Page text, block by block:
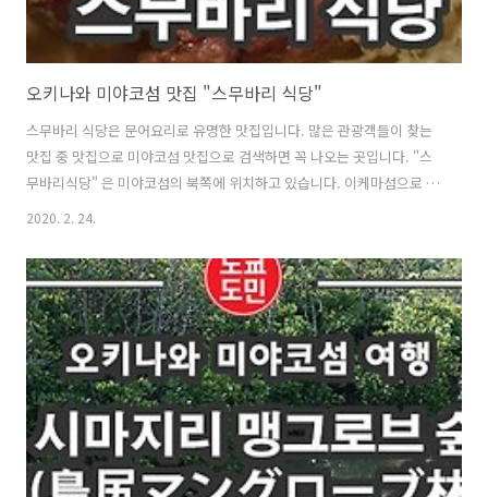
오키나와 미야코섬 맛집 "스무바리 식당"
스무바리 식당은 문어요리로 유명한 맛집입니다. 많은 관광객들이 찾는
맛집 중 맛집으로 미야코섬 맛집으로 검색하면 꼭 나오는 곳입니다. "스
무바리식당" 은 미야코섬의 북쪽에 위치하고 있습니다. 이케마섬으로 가
는 길에 있답니다. 네이게이션 맵코드(Map Code) : 310 812 207*06 영
딘지 잘 모르겠더라고요. 건물 뒷쪽편에 주차장이 있습니다. 2020년 1월
14일날 갔는데, 비성수기때라 손님들이 많이 없었는데, 성수기때에는 엄
청 많은 손님들로 넘쳐나는 곳입니다. "스무바리식당"의 가게내입니다.
벽에는 싸인들이 가득! 소문난 맛집이다보니 싸인들도 많네요. "스무바
리식당"의 메뉴입니다. 2020년 1월 14일 기준입니다. ..
2020. 2. 24.